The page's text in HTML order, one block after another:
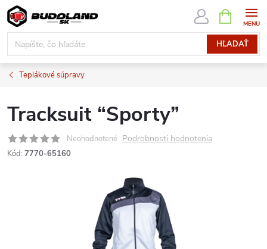
Prejsť
na
obsah
HĽADAŤ
KOŠÍK
Teplákové súpravy
Tracksuit “Sporty”
Neohodnotené Podrobnosti hodnotenia
Kód: 7770-65160